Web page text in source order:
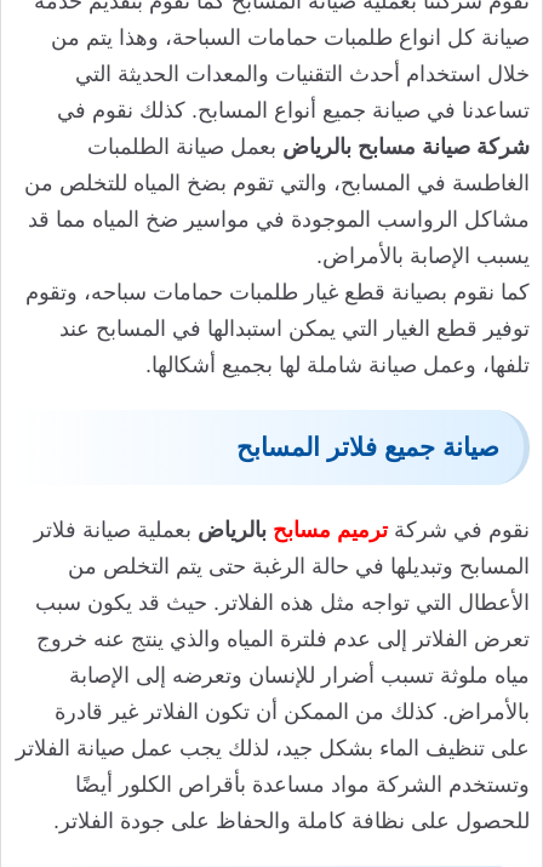
صيانة كل انواع طلمبات حمامات السباحة، وهذا يتم من
خلال استخدام أحدث التقنيات والمعدات الحديثة التي
تساعدنا في صيانة جميع أنواع المسابح. كذلك نقوم في
شركة صيانة مسابح بالرياض بعمل صيانة الطلمبات
الغاطسة في المسابح، والتي تقوم بضخ المياه للتخلص من
مشاكل الرواسب الموجودة في مواسير ضخ المياه مما قد
يسبب الإصابة بالأمراض.
كما نقوم بصيانة قطع غيار طلمبات حمامات سباحه، وتقوم
توفير قطع الغيار التي يمكن استبدالها في المسابح عند
تلفها، وعمل صيانة شاملة لها بجميع أشكالها.
صيانة جميع فلاتر المسابح
نقوم في شركةترميم مسابح بالرياض بعملية صيانة فلاتر
المسابح وتبديلها في حالة الرغبة حتى يتم التخلص من
الأعطال التي تواجه مثل هذه الفلاتر. حيث قد يكون سبب
تعرض الفلاتر إلى عدم فلترة المياه والذي ينتج عنه خروج
مياه ملوثة تسبب أضرار للإنسان وتعرضه إلى الإصابة
بالأمراض. كذلك من الممكن أن تكون الفلاتر غير قادرة
على تنظيف الماء بشكل جيد، لذلك يجب عمل صيانة الفلاتر
وتستخدم الشركة مواد مساعدة بأقراص الكلور أيضًا
للحصول على نظافة كاملة والحفاظ على جودة الفلاتر.